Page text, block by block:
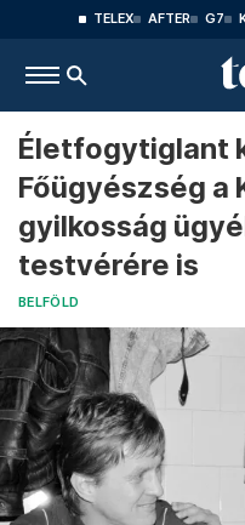
TELEX AFTER G7
Életfogytiglant
Főügyészség a
gyilkosság
testvérére is
BELFÖLD